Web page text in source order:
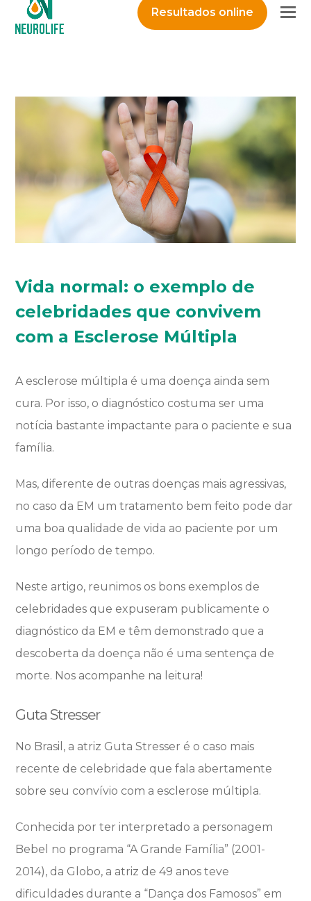
Resultados online
Vida normal: o exemplo de
celebridades que convivem
com a Esclerose Múltipla
A esclerose múltipla é uma doença ainda sem
cura. Por isso, o diagnóstico costuma ser uma
notícia bastante impactante para o paciente e sua
família.
Mas, diferente de outras doenças mais agressivas,
no caso da EM um tratamento bem feito pode dar
uma boa qualidade de vida ao paciente por um
longo período de tempo.
Neste artigo, reunimos os bons exemplos de
celebridades que expuseram publicamente o
diagnóstico da EM e têm demonstrado que a
descoberta da doença não é uma sentença de
morte. Nos acompanhe na leitura!
Guta Stresser
No Brasil, a atriz Guta Stresser é o caso mais
recente de celebridade que fala abertamente
sobre seu convívio com a esclerose múltipla.
Conhecida por ter interpretado a personagem
Bebel no programa “A Grande Família” (2001-
2014), da Globo, a atriz de 49 anos teve
dificuldades durante a “Dança dos Famosos” em